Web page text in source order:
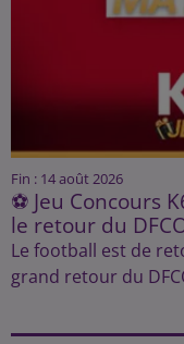
Fin : 14 août 2026
⚽ Jeu Concours
le retour du
Le football est de
grand retour du